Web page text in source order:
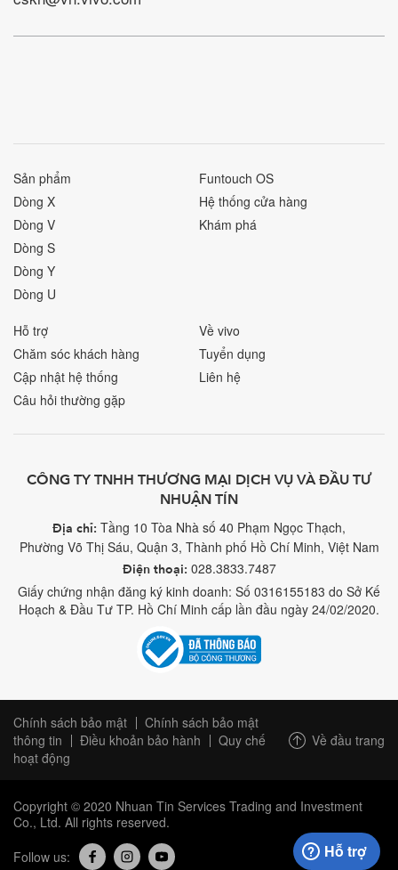
Sản phẩm
Dòng X
Dòng V
Dòng S
Dòng Y
Dòng U
Funtouch OS
Hệ thống cửa hàng
Khám phá
Hỗ trợ
Chăm sóc khách hàng
Cập nhật hệ thống
Câu hỏi thường gặp
Về vivo
Tuyển dụng
Liên hệ
CÔNG TY TNHH THƯƠNG MẠI DỊCH VỤ VÀ ĐẦU TƯ
NHUẬN TÍN
Địa chỉ: Tầng 10 Tòa Nhà số 40 Phạm Ngọc Thạch,
Phường Võ Thị Sáu, Quận 3, Thành phố Hồ Chí Minh, Việt Nam
Điện thoại: 028.3833.7487
Giấy chứng nhận đăng ký kinh doanh: Số 0316155183 do Sở Kế
Hoạch & Đầu Tư TP. Hồ Chí Minh cấp lần đầu ngày 24/02/2020.
Chính sách bảo mật
Chính sách bảo mật
thông tin
Điều khoản bảo hành
Quy chế
hoạt động
Về đầu trang
Copyright © 2020 Nhuan Tin Services Trading and Investment
Co., Ltd. All rights reserved.
Follow us:
Hỗ trợ